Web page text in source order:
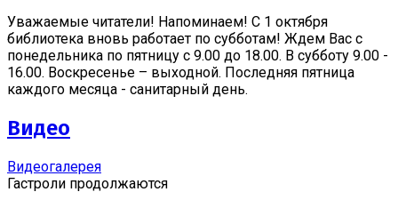
Уважаемые читатели! Напоминаем! С 1 октября
библиотека вновь работает по субботам! Ждем Вас с
понедельника по пятницу с 9.00 до 18.00. В субботу 9.00 -
16.00. Воскресенье – выходной. Последняя пятница
каждого месяца - санитарный день.
Видео
Видеогалерея
Гастроли продолжаются